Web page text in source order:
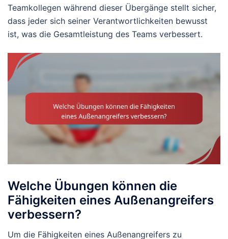
Teamkollegen während dieser Übergänge stellt sicher,
dass jeder sich seiner Verantwortlichkeiten bewusst
ist, was die Gesamtleistung des Teams verbessert.
Welche Übungen können die
Fähigkeiten eines Außenangreifers
verbessern?
Um die Fähigkeiten eines Außenangreifers zu